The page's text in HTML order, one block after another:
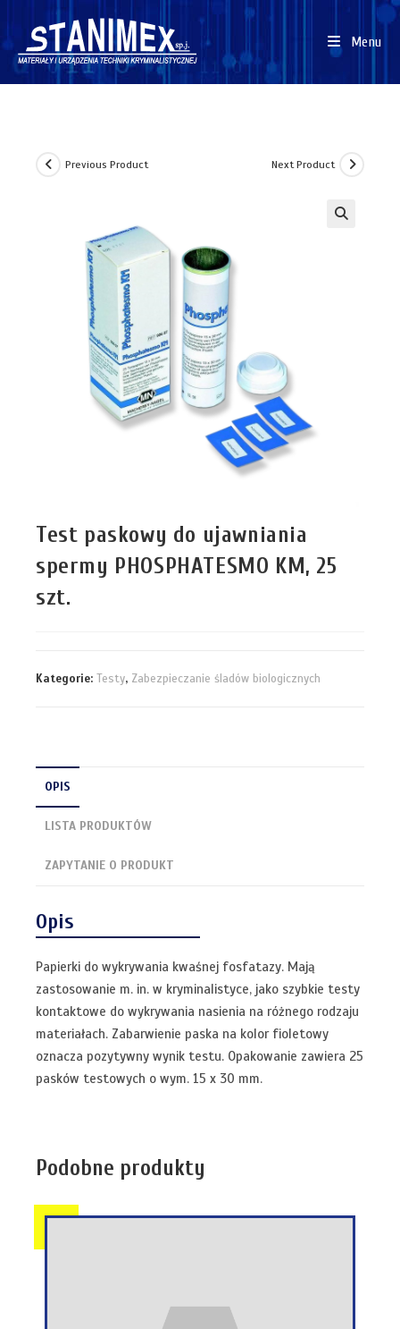
Menu
Previous Product Next Product
Test paskowy do ujawniania
spermy PHOSPHATESMO KM, 25
szt.
Kategorie: Testy, Zabezpieczanie śladów biologicznych
OPIS
LISTA PRODUKTÓW
ZAPYTANIE O PRODUKT
Opis
Papierki do wykrywania kwaśnej fosfatazy. Mają
zastosowanie m. in. w kryminalistyce, jako szybkie testy
kontaktowe do wykrywania nasienia na różnego rodzaju
materiałach. Zabarwienie paska na kolor fioletowy
oznacza pozytywny wynik testu. Opakowanie zawiera 25
pasków testowych o wym. 15 x 30 mm.
Podobne produkty